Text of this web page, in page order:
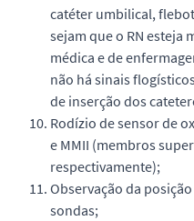
catéter umbilical,
sejam que o RN esteja
médica e de
não há sinais
de inserção dos
Rodízio de sensor de
e MMII (membros
respectivamente);
Observação da
sondas;